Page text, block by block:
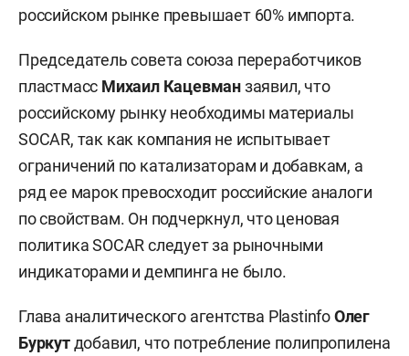
российском рынке превышает 60% импорта.
Председатель совета союза переработчиков
пластмасс Михаил Кацевманзаявил, что
российскому рынку необходимы материалы
SOCAR, так как компания не испытывает
ограничений по катализаторам и добавкам, а
ряд ее марок превосходит российские аналоги
по свойствам. Он подчеркнул, что ценовая
политика SOCAR следует за рыночными
индикаторами и демпинга не было.
Глава аналитического агентства PlastinfoОлег
Буркутдобавил, что потребление полипропилена